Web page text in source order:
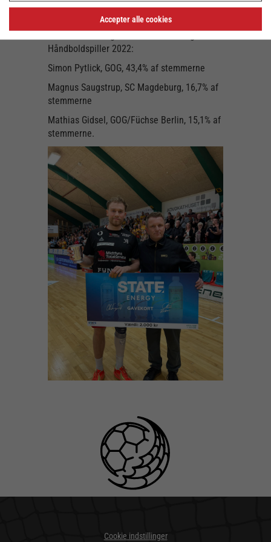
Stort tillykke, Simon!
Håndboldspiller 2022:
Simon Pytlick, GOG, 43,4% af stemmerne
Magnus Saugstrup, SC Magdeburg, 16,7% af
stemmerne
Mathias Gidsel, GOG/Füchse Berlin, 15,1% af
stemmerne.
Cookie indstillinger
Accepter alle cookies